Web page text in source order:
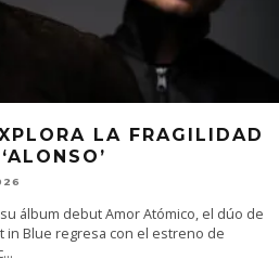
LA FRAGILIDAD
álbum debut Amor Atómico, el dúo de
Blue regresa con el estreno de
...